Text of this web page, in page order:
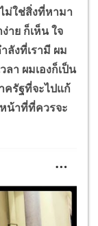
ม่ใช่สิ่งที่หามา
าย ก็เห็น ใจ
ลังที่เรามี ผม
า ผมเองก็เป็น
ครัฐที่จะไปแก้
น้าที่ที่ควรจะ